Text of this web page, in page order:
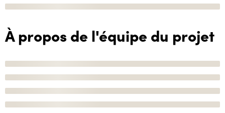
À propos de l'équipe du projet